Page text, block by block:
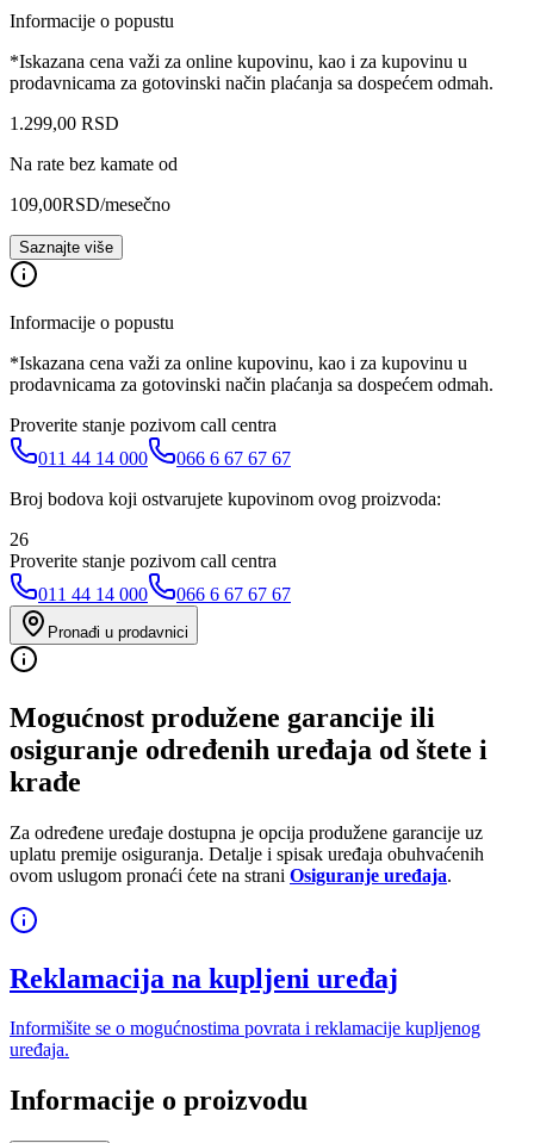
Informacije o popustu
*Iskazana cena važi za online kupovinu, kao i za kupovinu u
prodavnicama za gotovinski način plaćanja sa dospećem odmah.
1.299,00 RSD
Na rate bez kamate od
109,00RSD/mesečno
Saznajte više
Informacije o popustu
*Iskazana cena važi za online kupovinu, kao i za kupovinu u
prodavnicama za gotovinski način plaćanja sa dospećem odmah.
Proverite stanje pozivom call centra
011 44 14 000
066 6 67 67 67
Broj bodova koji ostvarujete kupovinom ovog proizvoda:
26
Proverite stanje pozivom call centra
011 44 14 000
066 6 67 67 67
Pronađi u prodavnici
Mogućnost produžene garancije ili
osiguranje određenih uređaja od štete i
krađe
Za određene uređaje dostupna je opcija produžene garancije uz
uplatu premije osiguranja. Detalje i spisak uređaja obuhvaćenih
ovom uslugom pronaći ćete na strani Osiguranje uređaja.
Reklamacija na kupljeni uređaj
Informišite se o mogućnostima povrata i reklamacije kupljenog
uređaja.
Informacije o proizvodu